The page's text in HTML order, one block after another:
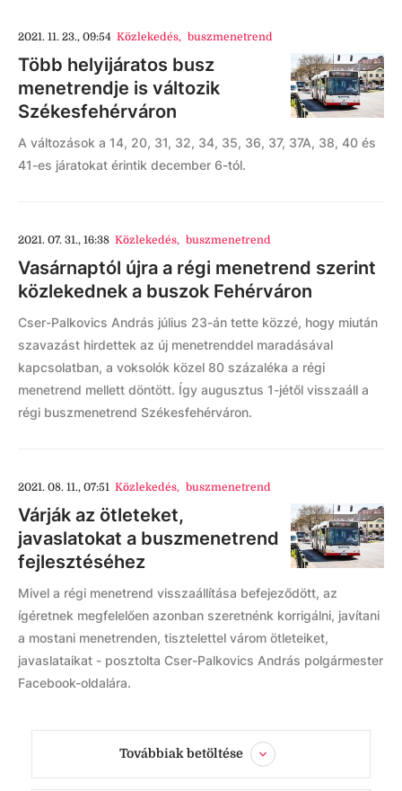
2021. 11. 23., 09:54 Közlekedés, buszmenetrend
Több helyijáratos busz
menetrendje is változik
Székesfehérváron
A változások a 14, 20, 31, 32, 34, 35, 36, 37, 37A, 38, 40 és
41-es járatokat érintik december 6-tól.
2021. 07. 31., 16:38 Közlekedés, buszmenetrend
Vasárnaptól újra a régi menetrend szerint
közlekednek a buszok Fehérváron
Cser-Palkovics András július 23-án tette közzé, hogy miután
szavazást hirdettek az új menetrenddel maradásával
kapcsolatban, a voksolók közel 80 százaléka a régi
menetrend mellett döntött. Így augusztus 1-jétől visszaáll a
régi buszmenetrend Székesfehérváron.
2021. 08. 11., 07:51 Közlekedés, buszmenetrend
Várják az ötleteket,
javaslatokat a buszmenetrend
fejlesztéséhez
Mivel a régi menetrend visszaállítása befejeződött, az
ígéretnek megfelelően azonban szeretnénk korrigálni, javítani
a mostani menetrenden, tisztelettel várom ötleteiket,
javaslataikat - posztolta Cser-Palkovics András polgármester
Facebook-oldalára.
Továbbiak betöltése